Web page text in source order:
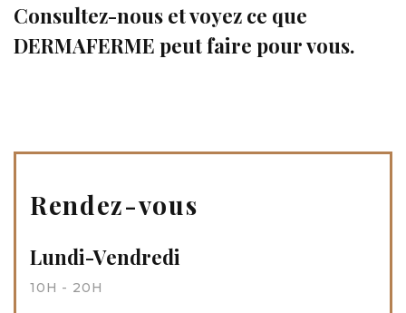
Consultez-nous et voyez ce que
DERMAFERME peut faire pour vous.
Rendez-vous
Lundi-Vendredi
10H - 20H